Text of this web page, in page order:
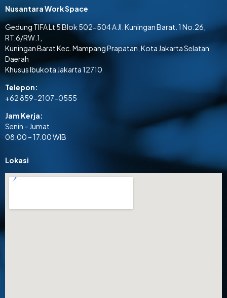
Nusantara Work Space
Gedung TIFA Lt 5 Blok 502-504 A Jl. Kuningan Barat. 1 No.26,
RT.6/RW.1,
Kuningan Barat Kec. Mampang Prapatan, Kota Jakarta Selatan
Daerah
Khusus Ibukota Jakarta 12710
Telepon:
+62 859-2107-0555
Jam Kerja:
Senin – Jumat
08.00 – 17.00 WIB
Lokasi